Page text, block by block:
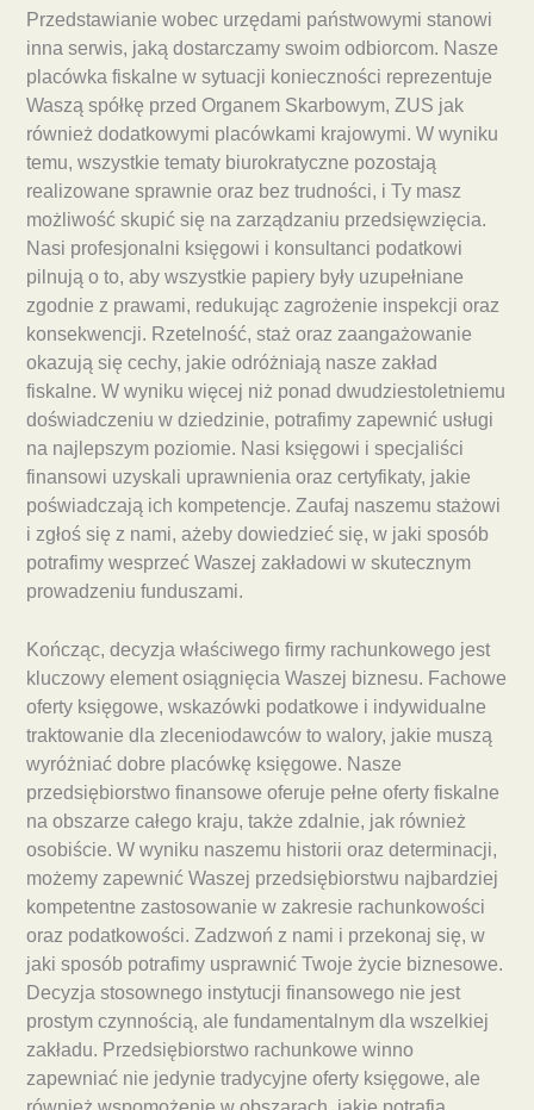
Przedstawianie wobec urzędami państwowymi stanowi
inna serwis, jaką dostarczamy swoim odbiorcom. Nasze
placówka fiskalne w sytuacji konieczności reprezentuje
Waszą spółkę przed Organem Skarbowym, ZUS jak
również dodatkowymi placówkami krajowymi. W wyniku
temu, wszystkie tematy biurokratyczne pozostają
realizowane sprawnie oraz bez trudności, i Ty masz
możliwość skupić się na zarządzaniu przedsięwzięcia.
Nasi profesjonalni księgowi i konsultanci podatkowi
pilnują o to, aby wszystkie papiery były uzupełniane
zgodnie z prawami, redukując zagrożenie inspekcji oraz
konsekwencji. Rzetelność, staż oraz zaangażowanie
okazują się cechy, jakie odróżniają nasze zakład
fiskalne. W wyniku więcej niż ponad dwudziestoletniemu
doświadczeniu w dziedzinie, potrafimy zapewnić usługi
na najlepszym poziomie. Nasi księgowi i specjaliści
finansowi uzyskali uprawnienia oraz certyfikaty, jakie
poświadczają ich kompetencje. Zaufaj naszemu stażowi
i zgłoś się z nami, ażeby dowiedzieć się, w jaki sposób
potrafimy wesprzeć Waszej zakładowi w skutecznym
prowadzeniu funduszami.
Kończąc, decyzja właściwego firmy rachunkowego jest
kluczowy element osiągnięcia Waszej biznesu. Fachowe
oferty księgowe, wskazówki podatkowe i indywidualne
traktowanie dla zleceniodawców to walory, jakie muszą
wyróżniać dobre placówkę księgowe. Nasze
przedsiębiorstwo finansowe oferuje pełne oferty fiskalne
na obszarze całego kraju, także zdalnie, jak również
osobiście. W wyniku naszemu historii oraz determinacji,
możemy zapewnić Waszej przedsiębiorstwu najbardziej
kompetentne zastosowanie w zakresie rachunkowości
oraz podatkowości. Zadzwoń z nami i przekonaj się, w
jaki sposób potrafimy usprawnić Twoje życie biznesowe.
Decyzja stosownego instytucji finansowego nie jest
prostym czynnością, ale fundamentalnym dla wszelkiej
zakładu. Przedsiębiorstwo rachunkowe winno
zapewniać nie jedynie tradycyjne oferty księgowe, ale